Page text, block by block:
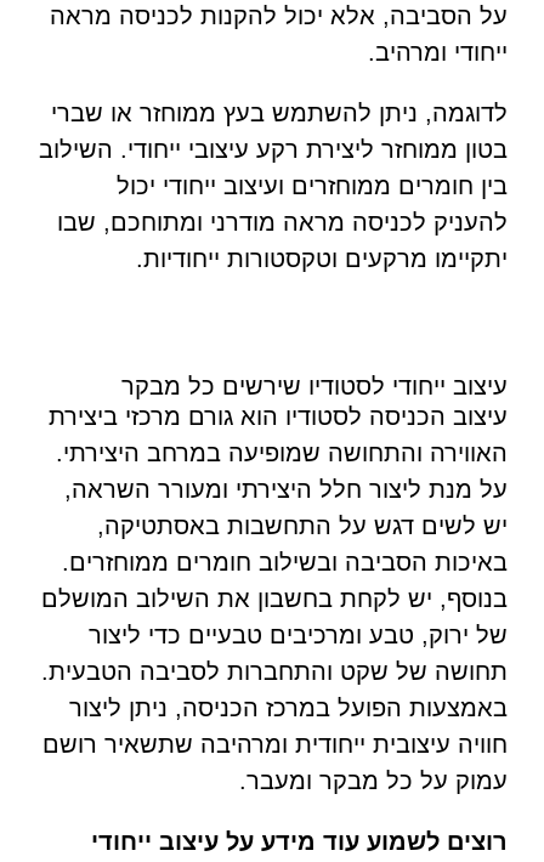
על הסביבה, אלא יכול להקנות לכניסה מראה
ייחודי ומרהיב.
לדוגמה, ניתן להשתמש בעץ ממוחזר או שברי
בטון ממוחזר ליצירת רקע עיצובי ייחודי. השילוב
בין חומרים ממוחזרים ועיצוב ייחודי יכול
להעניק לכניסה מראה מודרני ומתוחכם, שבו
יתקיימו מרקעים וטקסטורות ייחודיות.
עיצוב ייחודי לסטודיו שירשים כל מבקר
עיצוב הכניסה לסטודיו הוא גורם מרכזי ביצירת
האווירה והתחושה שמופיעה במרחב היצירתי.
על מנת ליצור חלל היצירתי ומעורר השראה,
יש לשים דגש על התחשבות באסתטיקה,
באיכות הסביבה ובשילוב חומרים ממוחזרים.
בנוסף, יש לקחת בחשבון את השילוב המושלם
של ירוק, טבע ומרכיבים טבעיים כדי ליצור
תחושה של שקט והתחברות לסביבה הטבעית.
באמצעות הפועל במרכז הכניסה, ניתן ליצור
חוויה עיצובית ייחודית ומרהיבה שתשאיר רושם
עמוק על כל מבקר ומעבר.
רוצים לשמוע עוד מידע על עיצוב ייחודי